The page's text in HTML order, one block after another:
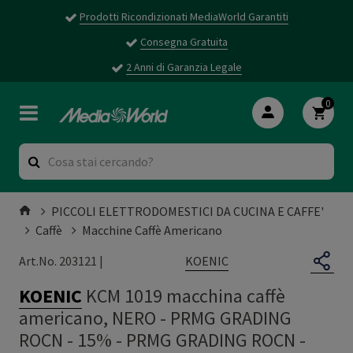
Prodotti Ricondizionati MediaWorld Garantiti
Consegna Gratuita
2 Anni di Garanzia Legale
0
PICCOLI ELETTRODOMESTICI DA CUCINA E CAFFE'
Caffè
Macchine Caffè Americano
Art.No. 203121 |
KOENIC
KOENIC KCM 1019 macchina caffè
americano, NERO - PRMG GRADING
ROCN - 15% - PRMG GRADING ROCN -